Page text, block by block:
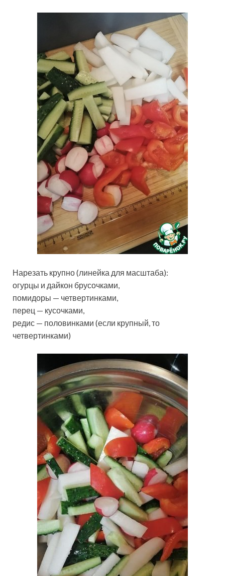
Нарезать крупно (линейка для масштаба):
огурцы и дайкон брусочками,
помидоры — четвертинками,
перец — кусочками,
редис — половинками (если крупный, то
четвертинками)